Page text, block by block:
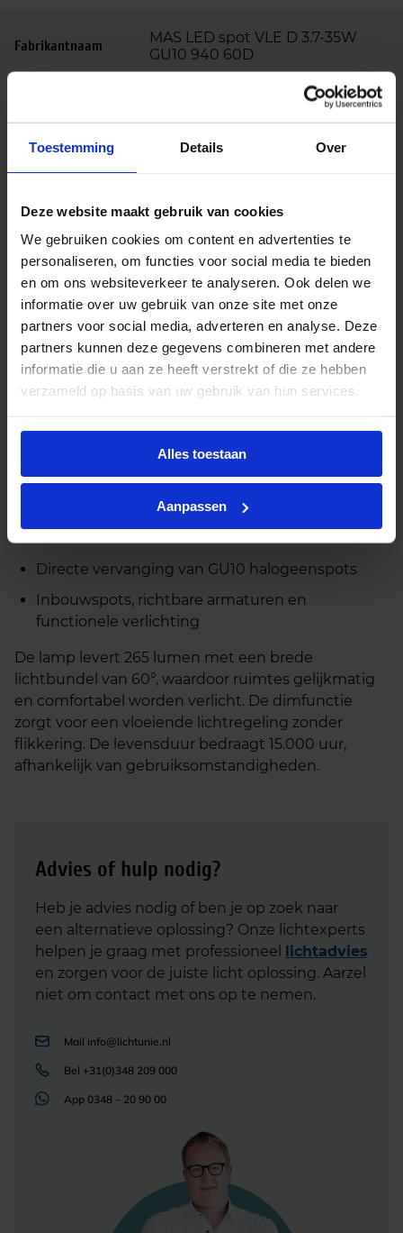
Toestemming Details Over
Deze website maakt gebruik van cookies
We gebruiken cookies om content en advertenties te
personaliseren, om functies voor social media te bieden
en om ons websiteverkeer te analyseren. Ook delen we
informatie over uw gebruik van onze site met onze
partners voor social media, adverteren en analyse. Deze
partners kunnen deze gegevens combineren met andere
informatie die u aan ze heeft verstrekt of die ze hebben
verzameld op basis van uw gebruik van hun services.
Alles toestaan
Aanpassen
Fabrikantnaam
MAS LED spot VLE D 3.7-35W
GU10 940 60D
Beschrijving
De Philips Master LED spot Value 3.7W 940 GU10
halogeenspot. Met een verbruik van slechts 3,7
watt bespaar je direct op energiekosten, terwijl je
profiteert van de uitstekende lichtkwaliteit die
kenmerkend is voor de Master‑serie. Dankzij de
standaard GU10‑fitting is installatie volledig
plug‑and‑play: oude spot eruit, nieuwe spot erin.
Deze uitvoering straalt koel wit licht (4000K) uit. De
kleurcode 940 staat voor 4000K in combinatie met
kleuren helder, natuurgetrouw en professioneel
worden weergegeven. Omdat het een dimbare
lamp is, kan het lichtniveau eenvoudig worden
aangepast aan de gewenste sfeer of toepassing.
Deze LED spot is geschikt voor:
Directe vervanging van GU10 halogeenspots
Inbouwspots, richtbare armaturen en
functionele verlichting
De lamp levert 265 lumen met een brede
lichtbundel van 60°, waardoor ruimtes gelijkmatig
en comfortabel worden verlicht. De dimfunctie
zorgt voor een vloeiende lichtregeling zonder
flikkering. De levensduur bedraagt 15.000 uur,
afhankelijk van gebruiksomstandigheden.
Advies of hulp nodig?
Heb je advies nodig of ben je op zoek naar
een alternatieve oplossing? Onze lichtexperts
helpen je graag met professioneel lichtadvies
en zorgen voor de juiste licht oplossing. Aarzel
niet om contact met ons op te nemen.
Mail info@lichtunie.nl
Bel +31(0)348 209 000
App 0348 – 20 90 00